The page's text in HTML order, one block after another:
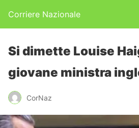
Corriere Nazionale
Si dimette Louise
giovane ministra
CorNaz